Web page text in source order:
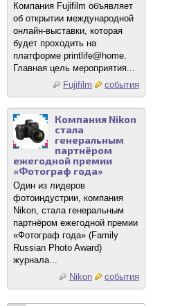
Компания Fujifilm объявляет
об открытии международной
онлайн-выставки, которая
будет проходить на
платформе printlife@home.
Главная цель мероприятия...
Fujifilm
события
Компания Nikon
стала
генеральным
партнёром
ежегодной премии
«Фотограф года»
Один из лидеров
фотоиндустрии, компания
Nikon, стала генеральным
партнёром ежегодной премии
«Фотограф года» (Family
Russian Photo Award)
журнала...
Nikon
события